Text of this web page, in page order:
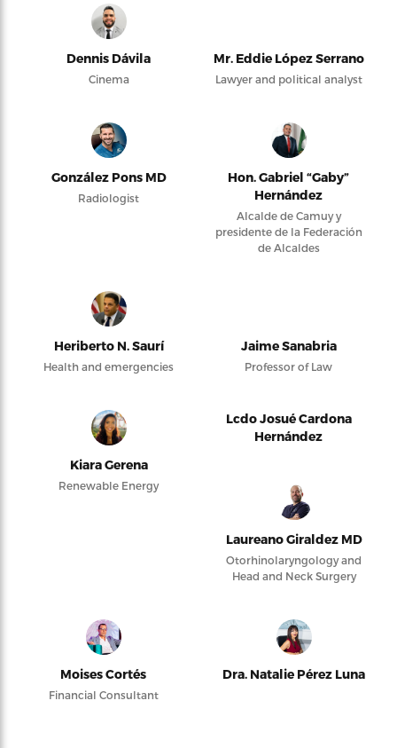
Dennis Dávila
Cinema
Mr. Eddie López Serrano
Lawyer and political analyst
González Pons MD
Radiologist
Hon. Gabriel “Gaby”
Hernández
Alcalde de Camuy y
presidente de la Federación
de Alcaldes
Heriberto N. Saurí
Health and emergencies
Jaime Sanabria
Professor of Law
Kiara Gerena
Renewable Energy
Lcdo Josué Cardona
Hernández
Laureano Giraldez MD
Otorhinolaryngology and
Head and Neck Surgery
Moises Cortés
Financial Consultant
Dra. Natalie Pérez Luna